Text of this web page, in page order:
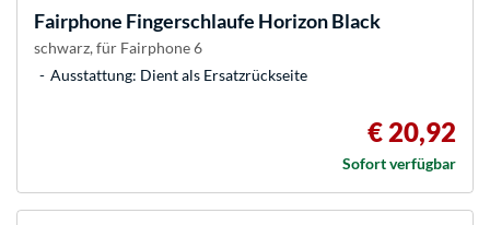
Fairphone Fingerschlaufe Horizon Black
schwarz, für Fairphone 6
Ausstattung: Dient als Ersatzrückseite
€ 20,92
Sofort verfügbar